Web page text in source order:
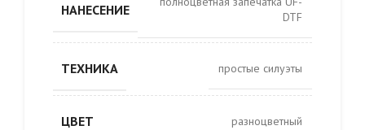
НАНЕСЕНИЕ
DTF
ТЕХНИКА простые силуэты
ЦВЕТ разноцветный